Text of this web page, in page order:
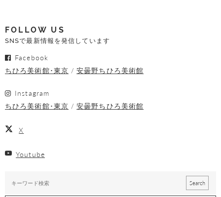
FOLLOW US
SNSで最新情報を発信しています
Facebook
ちひろ美術館･東京
安曇野ちひろ美術館
Instagram
ちひろ美術館･東京
安曇野ちひろ美術館
X
Youtube